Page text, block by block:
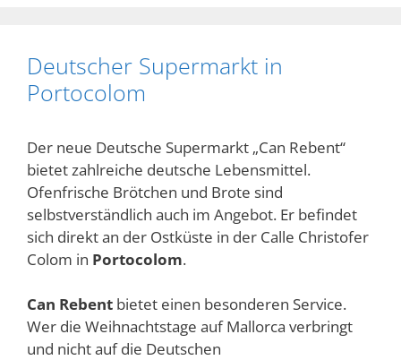
Deutscher Supermarkt in
Portocolom
Der neue Deutsche Supermarkt „Can Rebent“
bietet zahlreiche deutsche Lebensmittel.
Ofenfrische Brötchen und Brote sind
selbstverständlich auch im Angebot. Er befindet
sich direkt an der Ostküste in der Calle Christofer
Colom in Portocolom.
Can Rebent bietet einen besonderen Service.
Wer die Weihnachtstage auf Mallorca verbringt
und nicht auf die Deutschen